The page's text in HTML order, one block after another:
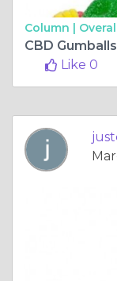
Column |
CBD
Like 0